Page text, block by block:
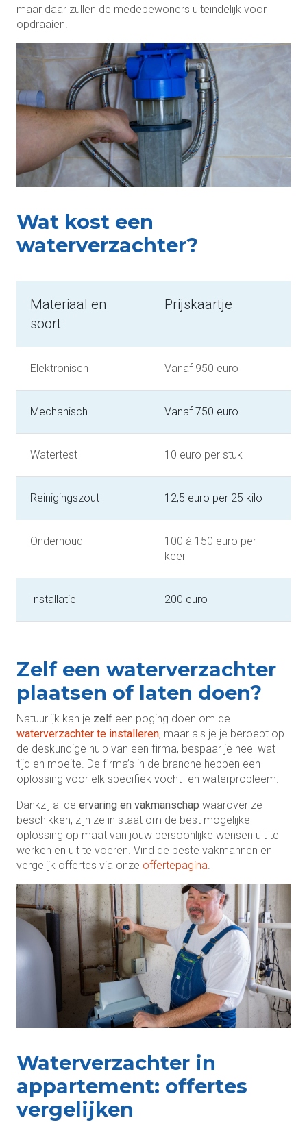
maar daar zullen de medebewoners uiteindelijk voor
opdraaien.
Wat kost een
waterverzachter?
Materiaal en
soort
Prijskaartje
Elektronisch Vanaf 950 euro
Mechanisch Vanaf 750 euro
Watertest 10 euro per stuk
Reinigingszout 12,5 euro per 25 kilo
Onderhoud
100 à 150 euro per
keer
Installatie 200 euro
Zelf een waterverzachter
plaatsen of laten doen?
Natuurlijk kan je zelf een poging doen om de
waterverzachter te installeren, maar als je je beroept op
de deskundige hulp van een firma, bespaar je heel wat
tijd en moeite. De firma’s in de branche hebben een
oplossing voor elk specifiek vocht- en waterprobleem.
Dankzij al de ervaring en vakmanschap waarover ze
beschikken, zijn ze in staat om de best mogelijke
oplossing op maat van jouw persoonlijke wensen uit te
werken en uit te voeren. Vind de beste vakmannen en
vergelijk offertes via onze offertepagina
Waterverzachter in
appartement: offertes
vergelijken